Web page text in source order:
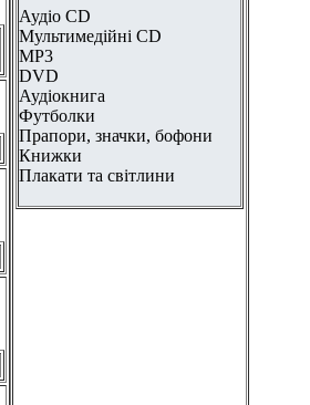
Аудіо CD
Мультимедійні CD
MP3
DVD
Аудіокнига
Футболки
Прапори, значки, бофони
Книжки
Плакати та світлини